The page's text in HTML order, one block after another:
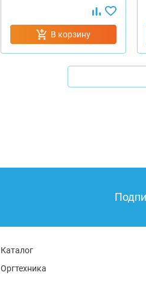
В корзину
Каталог
Оргтехника